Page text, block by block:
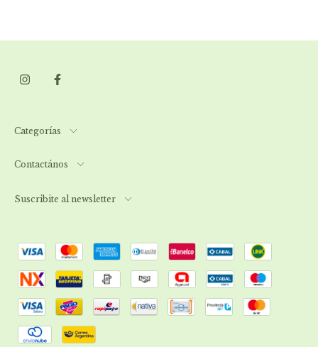
Categorías
Contactános
Suscribite al newsletter